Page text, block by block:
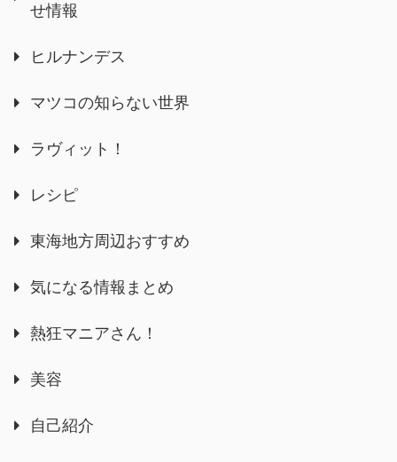
せ情報
ヒルナンデス
マツコの知らない世界
ラヴィット！
レシピ
東海地方周辺おすすめ
気になる情報まとめ
熱狂マニアさん！
美容
自己紹介